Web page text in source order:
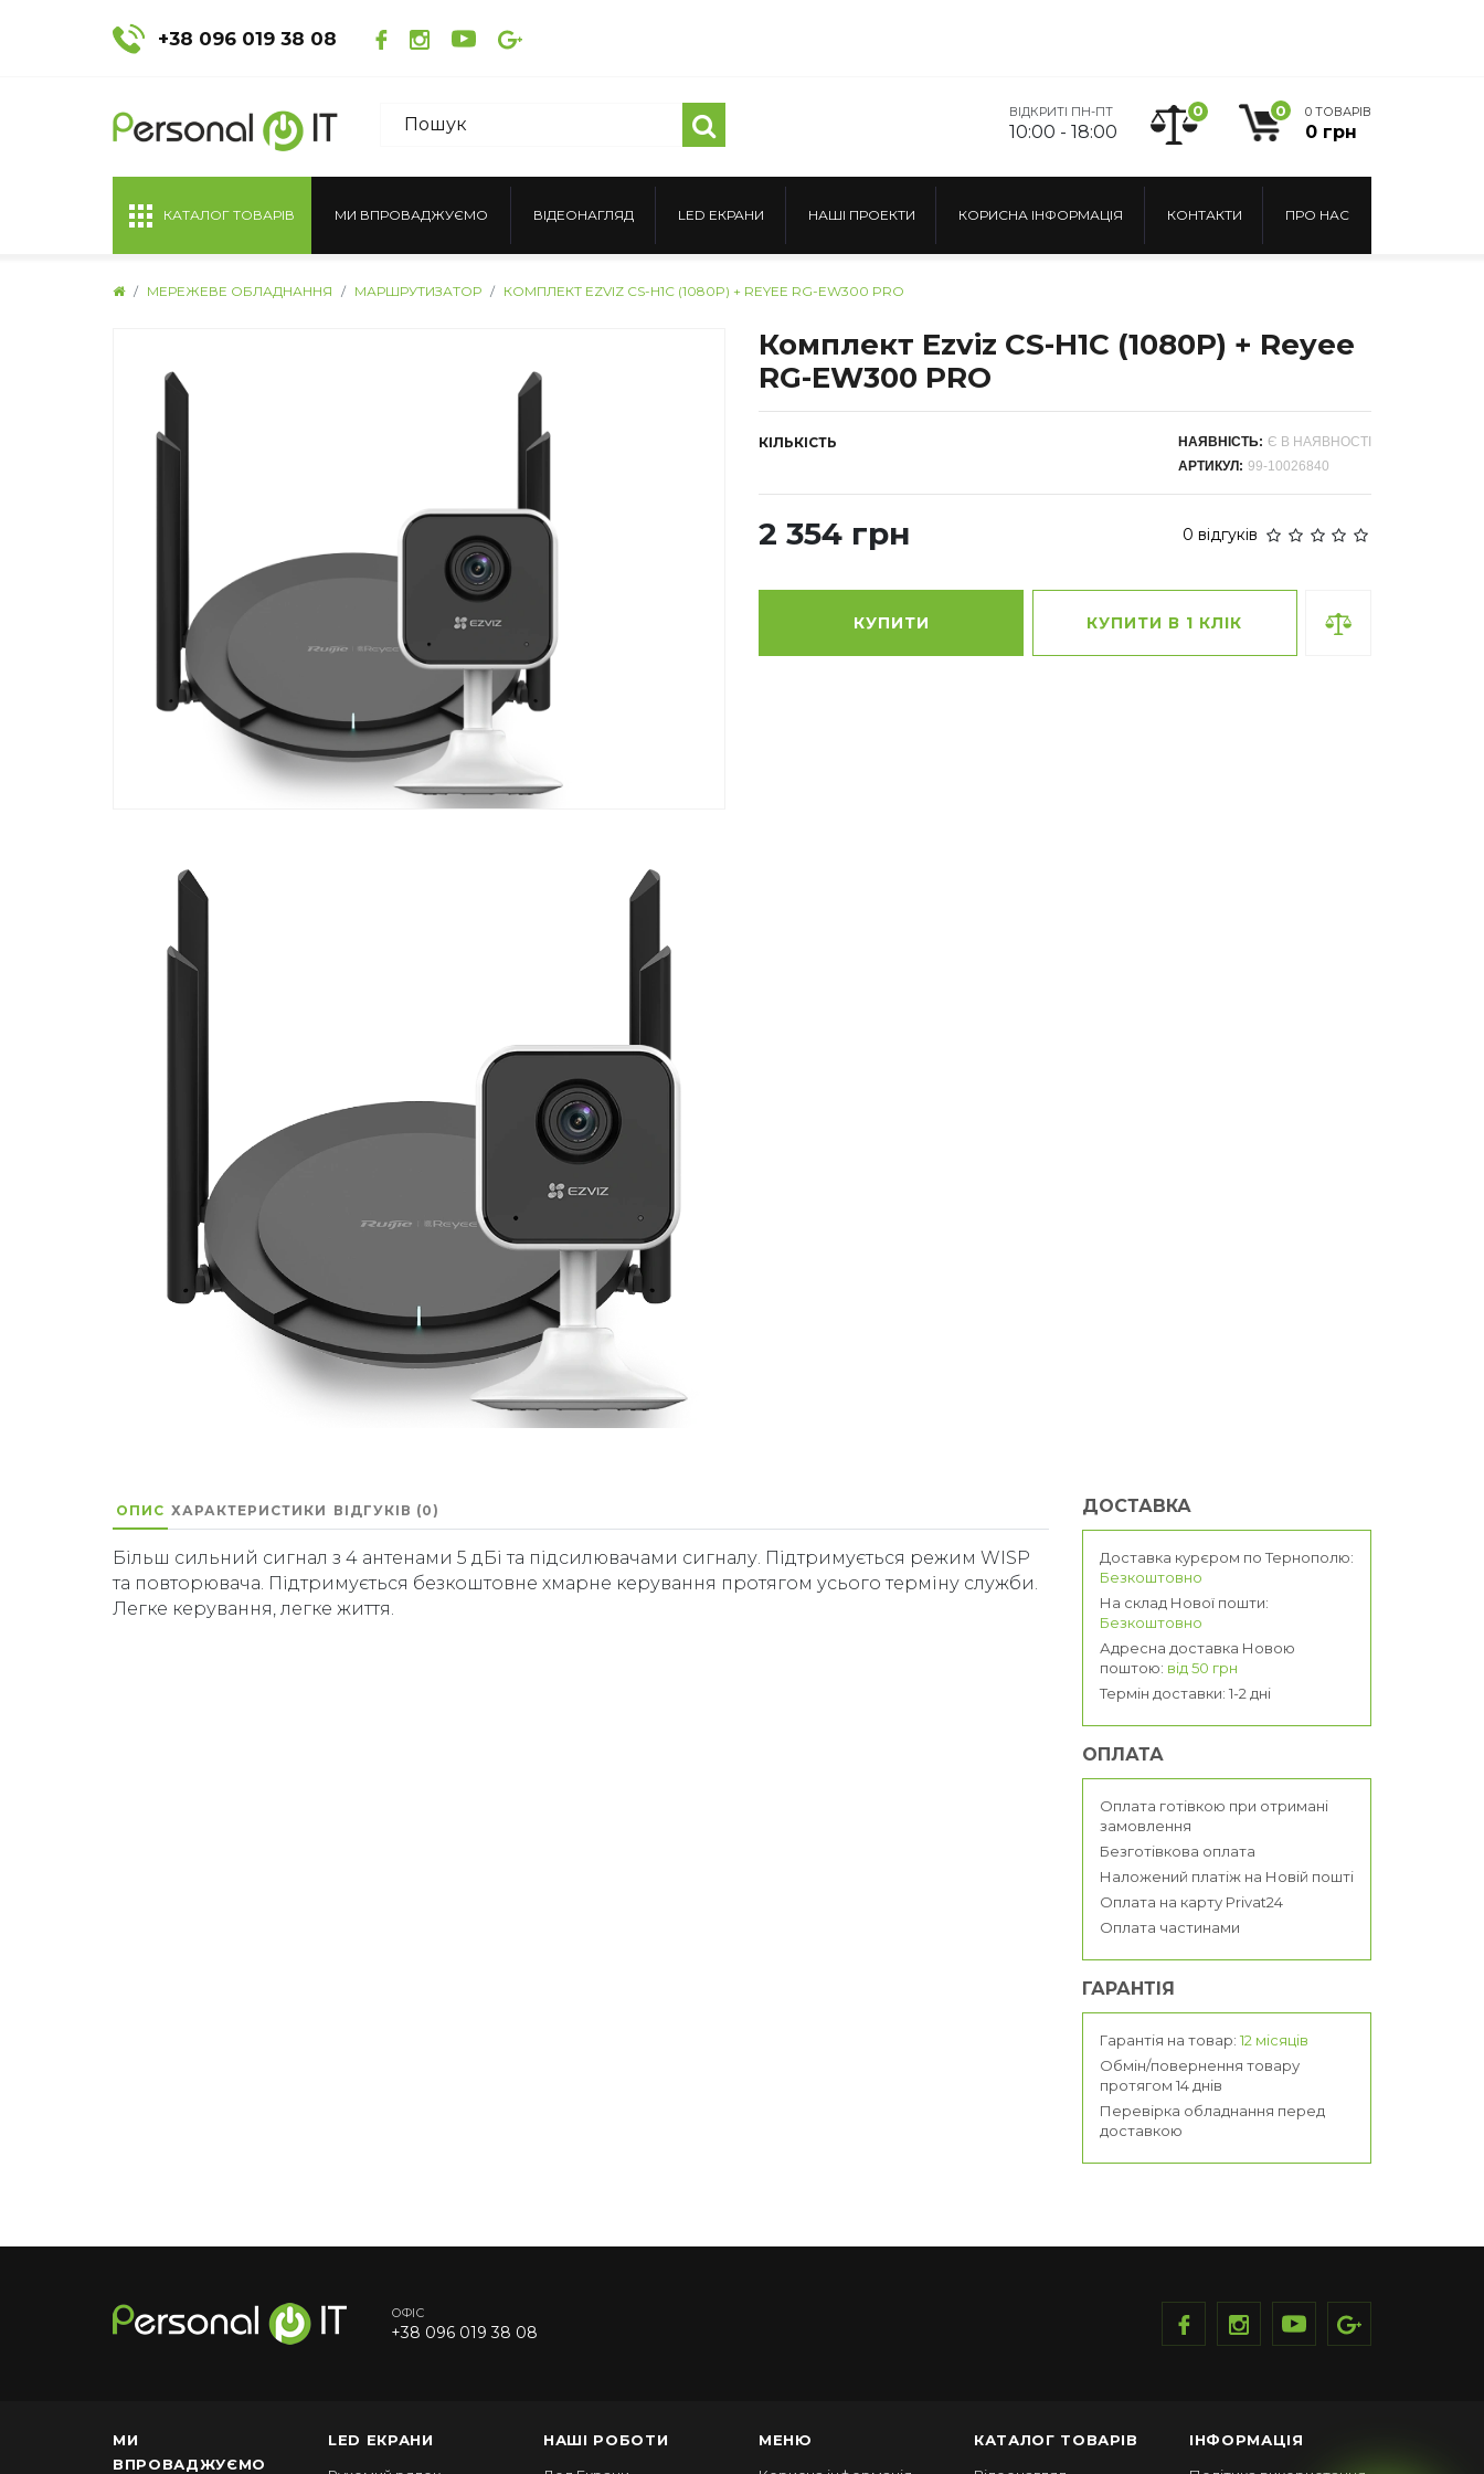
+38 096 019 38 08
ВІДКРИТІ ПН-ПТ
10:00 - 18:00
0 0 0 ТОВАРІВ
0 грн
КАТАЛОГ ТОВАРІВ МИ ВПРОВАДЖУЄМО ВІДЕОНАГЛЯД LED ЕКРАНИ НАШІ ПРОЕКТИ КОРИСНА ІНФОРМАЦІЯ КОНТАКТИ ПРО НАС
МЕРЕЖЕВЕ ОБЛАДНАННЯ МАРШРУТИЗАТОР КОМПЛЕКТ EZVIZ CS-H1C (1080P) + REYEE RG-EW300 PRO
Комплект Ezviz CS-H1C (1080P) + Reyee
RG-EW300 PRO
КІЛЬКІСТЬ НАЯВНІСТЬ: Є В НАЯВНОСТІ
АРТИКУЛ: 99-10026840
2 354 грн 0 відгуків
КУПИТИ КУПИТИ В 1 КЛІК
ОПИС ХАРАКТЕРИСТИКИ ВІДГУКІВ (0)
Більш сильний сигнал з 4 антенами 5 дБі та підсилювачами сигналу. Підтримується режим WISP
та повторювача. Підтримується безкоштовне хмарне керування протягом усього терміну служби.
Легке керування, легке життя.
ДОСТАВКА
Доставка курєром по Тернополю:
Безкоштовно
На склад Нової пошти:
Безкоштовно
Адресна доставка Новою
поштою: від 50 грн
Термін доставки: 1-2 дні
ОПЛАТА
Оплата готівкою при отримані
замовлення
Безготівкова оплата
Наложений платіж на Новій пошті
Оплата на карту Privat24
Оплата частинами
ГАРАНТІЯ
Гарантія на товар: 12 місяців
Обмін/повернення товару
протягом 14 днів
Перевірка обладнання перед
доставкою
ОФІС
+38 096 019 38 08
МИ
ВПРОВАДЖУЄМО
LED ЕКРАНИ
НАШІ РОБОТИ
МЕНЮ
КАТАЛОГ ТОВАРІВ
ІНФОРМАЦІЯ